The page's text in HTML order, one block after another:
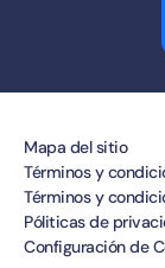
Mapa del sitio
Términos y
Términos y
Póliticas de
Configuración de